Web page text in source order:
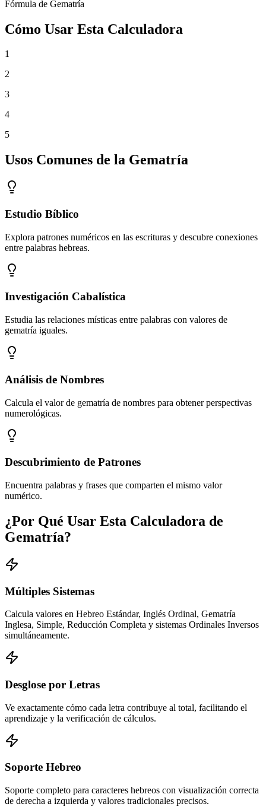
Fórmula de Gematría
Cómo Usar Esta Calculadora
1
2
3
4
5
Usos Comunes de la Gematría
Estudio Bíblico
Explora patrones numéricos en las escrituras y descubre conexiones
entre palabras hebreas.
Investigación Cabalística
Estudia las relaciones místicas entre palabras con valores de
gematría iguales.
Análisis de Nombres
Calcula el valor de gematría de nombres para obtener perspectivas
numerológicas.
Descubrimiento de Patrones
Encuentra palabras y frases que comparten el mismo valor
numérico.
¿Por Qué Usar Esta Calculadora de
Gematría?
Múltiples Sistemas
Calcula valores en Hebreo Estándar, Inglés Ordinal, Gematría
Inglesa, Simple, Reducción Completa y sistemas Ordinales Inversos
simultáneamente.
Desglose por Letras
Ve exactamente cómo cada letra contribuye al total, facilitando el
aprendizaje y la verificación de cálculos.
Soporte Hebreo
Soporte completo para caracteres hebreos con visualización correcta
de derecha a izquierda y valores tradicionales precisos.